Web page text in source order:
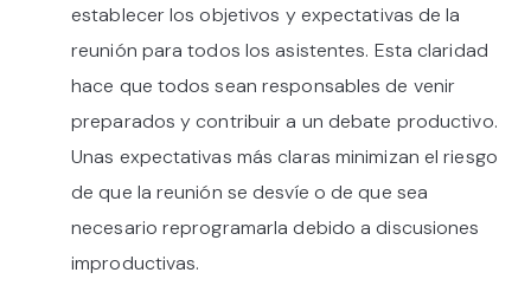
establecer los objetivos y expectativas de la
reunión para todos los asistentes. Esta claridad
hace que todos sean responsables de venir
preparados y contribuir a un debate productivo.
Unas expectativas más claras minimizan el riesgo
de que la reunión se desvíe o de que sea
necesario reprogramarla debido a discusiones
improductivas.